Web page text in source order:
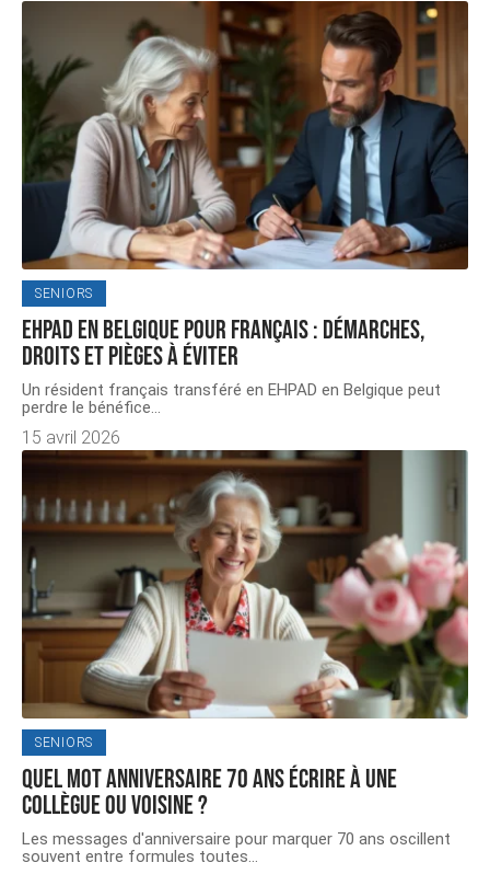
SENIORS
EHPAD en Belgique pour Français : démarches,
droits et pièges à éviter
Un résident français transféré en EHPAD en Belgique peut
perdre le bénéfice…
15 avril 2026
SENIORS
Quel mot anniversaire 70 ans écrire à une
collègue ou voisine ?
Les messages d'anniversaire pour marquer 70 ans oscillent
souvent entre formules toutes